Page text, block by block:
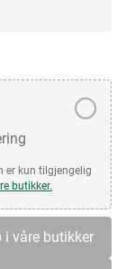
er kun tilgjengelig
butikker.
i våre butikker